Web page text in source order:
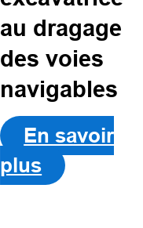
au dragage
des voies
navigables
En savoir
plus